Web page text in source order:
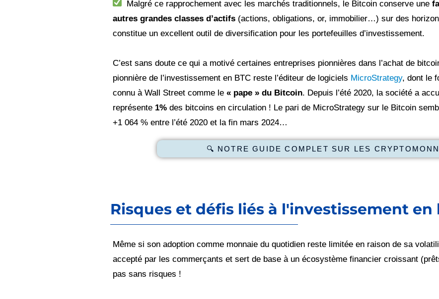
Malgré ce rapprochement avec les marchés traditionnels, le Bitcoin conserve une
autres grandes classes d’actifs (actions, obligations, or, immobilier…) sur des
constitue un excellent outil de diversification pour les portefeuilles d’investissement.
C’est sans doute ce qui a motivé certaines entreprises pionnières dans l’achat de
pionnière de l’investissement en BTC reste l’éditeur de logiciels MicroStrategy, dont le
connu à Wall Street comme le « pape » du Bitcoin. Depuis l’été 2020, la société a
représente 1% des bitcoins en circulation ! Le pari de MicroStrategy sur le Bitcoin
+1 064 % entre l’été 2020 et la fin mars 2024…
🔍 NOTRE GUIDE COMPLET SUR LES
Risques et défis liés à l'investissement
Même si son adoption comme monnaie du quotidien reste limitée en raison de sa
accepté par les commerçants et sert de base à un écosystème financier croissant
pas sans risques !